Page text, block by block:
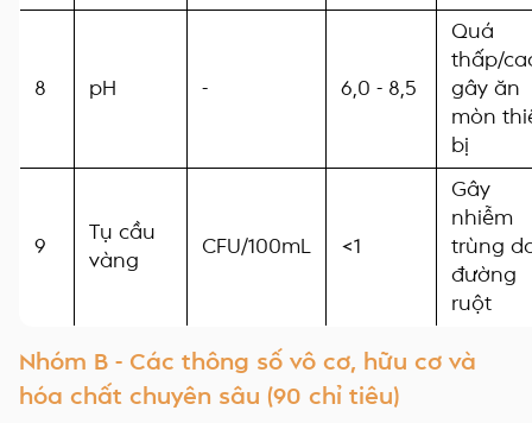
8 pH - 6,0 - 8,5
Quá
thấp/
gây ăn
mòn
bị
9
Tụ cầu
vàng
CFU/100mL <1
Gây
nhiễm
trùng
đường
ruột
Nhóm B - Các thông số vô cơ, hữu cơ và
hóa chất chuyên sâu (90 chỉ tiêu)